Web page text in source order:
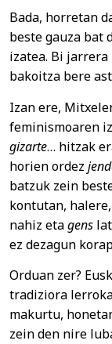
Bada, horretan
beste gauza bat
izatea. Bi
bakoitza bere
Izan ere,
feminismoaren
gizarte… hitzak
horien ordez
batzuk zein
kontutan, halere,
nahiz etagens
ez dezagun
Orduan zer?
tradiziora
makurtu,
zein den nire